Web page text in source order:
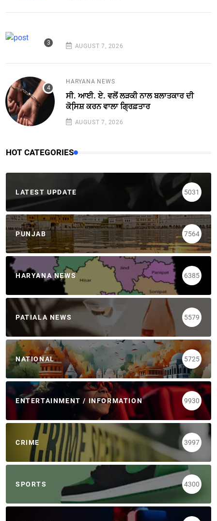
AUGUST 7, 2026
HARYANA NEWS
ਸੀ. ਆਈ. ਏ. ਵਲੋਂ ਲੜਕੀ ਨਾਲ ਬਲਾਤਕਾਰ ਦੀ
ਕੋਸਿ਼ਸ਼ ਕਰਨ ਵਾਲਾ ਗ੍ਰਿਫ਼ਤਾਰ
AUGUST 7, 2026
HOT CATEGORIES
LATEST UPDATE 5031
PUNJAB 7564
HARYANA NEWS 6385
PATIALA NEWS 5579
NATIONAL 5725
ENTERTAINMENT / INFORMATION 9930
CRIME 3997
SPORTS 4300